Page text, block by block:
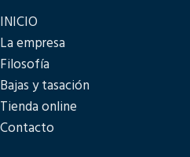
INICIO
La empresa
Filosofía
Bajas y tasación
Tienda online
Contacto